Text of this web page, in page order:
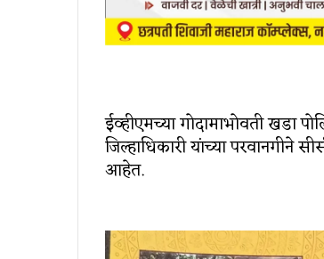
ईव्हीएमच्या गोदामाभोवती खडा
जिल्हाधिकारी यांच्या परवानगीने
आहेत.